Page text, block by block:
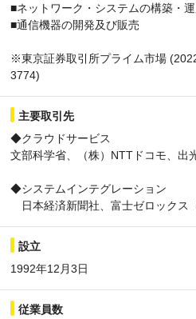
■ネットワーク・システムの構築・
■通信機器の開発及び販売
※東京証券取引所プライム市場
3774)
主要取引先
◆クラウドサービス
文部科学省、（株）NTTドコモ、出
◆システムインテグレーション
日本経済新聞社、富士ゼロックス
設立
1992年12月3日
従業員数